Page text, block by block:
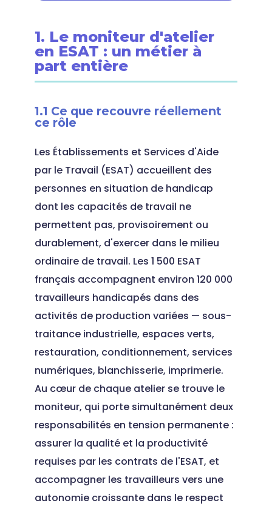
1. Le moniteur d'atelier
en ESAT : un métier à
part entière
1.1 Ce que recouvre réellement
ce rôle
Les Établissements et Services d'Aide
par le Travail (ESAT) accueillent des
personnes en situation de handicap
dont les capacités de travail ne
permettent pas, provisoirement ou
durablement, d'exercer dans le milieu
ordinaire de travail. Les 1 500 ESAT
français accompagnent environ 120 000
travailleurs handicapés dans des
activités de production variées — sous-
traitance industrielle, espaces verts,
restauration, conditionnement, services
numériques, blanchisserie, imprimerie.
Au cœur de chaque atelier se trouve le
moniteur, qui porte simultanément deux
responsabilités en tension permanente :
assurer la qualité et la productivité
requises par les contrats de l'ESAT, et
accompagner les travailleurs vers une
autonomie croissante dans le respect